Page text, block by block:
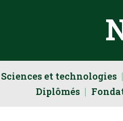
Sciences et technologies
Diplômés